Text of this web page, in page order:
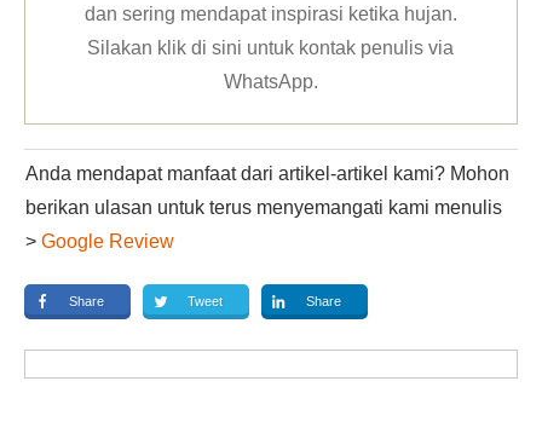
dan sering mendapat inspirasi ketika hujan.
Silakan klikdi sini untuk kontak penulis via
WhatsApp.
Anda mendapat manfaat dari artikel-artikel kami? Mohon
berikan ulasan untuk terus menyemangati kami menulis
> Google Review
Share Tweet Share